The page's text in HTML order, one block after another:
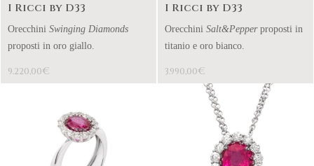
I Ricci by D33
Orecchini Swinging Diamonds
proposti in oro giallo.
9.220,00€
I Ricci by D33
Orecchini Salt&Pepperproposti in
titanio e oro bianco.
3.990,00€